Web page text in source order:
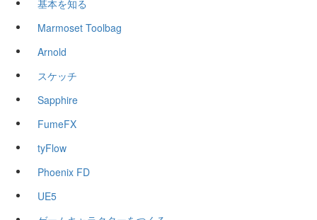
基本を知る
Marmoset Toolbag
Arnold
スケッチ
Sapphire
FumeFX
tyFlow
Phoenix FD
UE5